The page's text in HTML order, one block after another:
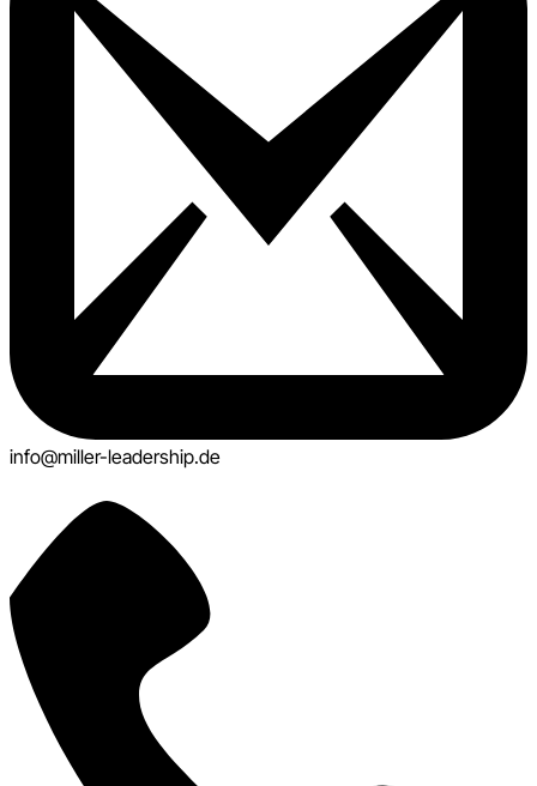
info@miller-leadership.de